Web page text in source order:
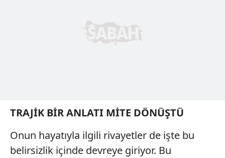
için Ayarlar butonuna tıklayabilir,
ziyaret edebilirsiniz.
TRAJİK BİR ANLATI MİTE DÖNÜŞTÜ
Onun hayatıyla ilgili rivayetler de işte bu
belirsizlik içinde devreye giriyor. Bu